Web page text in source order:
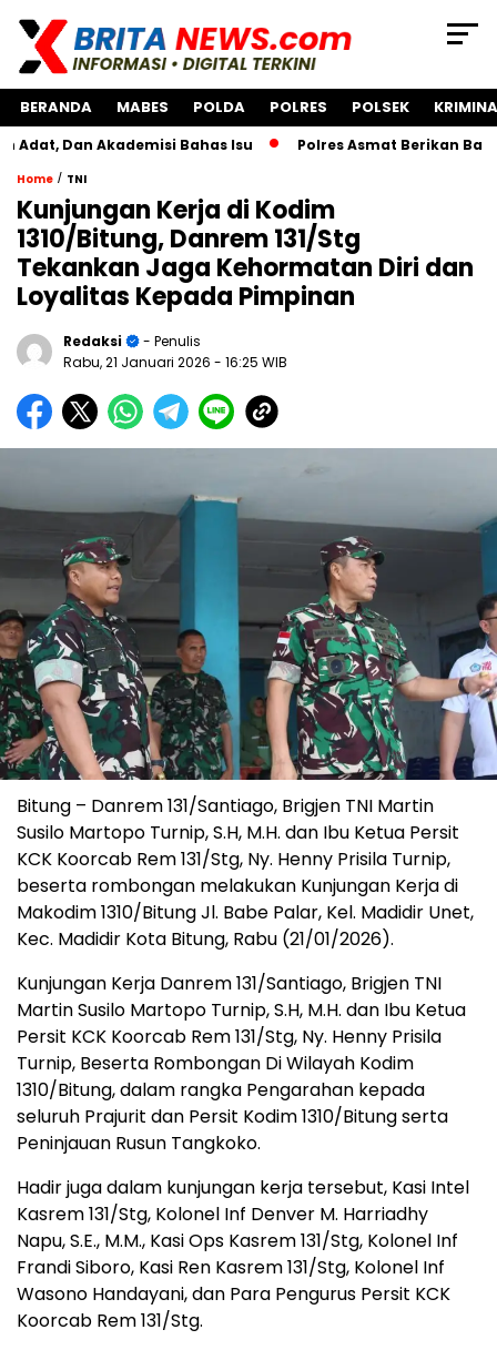
BERANDA MABES POLDA POLRES POLSEK
Akademisi Bahas Isu Polres Asmat Berikan Bantuan
Home / TNI
Kunjungan Kerja di Kodim
1310/Bitung, Danrem 131/Stg
Tekankan Jaga Kehormatan Diri dan
Loyalitas Kepada Pimpinan
Redaksi
- Penulis
Rabu, 21 Januari 2026 - 16:25 WIB
Bitung – Danrem 131/Santiago, Brigjen TNI Martin
Susilo Martopo Turnip, S.H, M.H. dan Ibu Ketua Persit
KCK Koorcab Rem 131/Stg, Ny. Henny Prisila Turnip,
beserta rombongan melakukan Kunjungan Kerja di
Makodim 1310/Bitung Jl. Babe Palar, Kel. Madidir Unet,
Kec. Madidir Kota Bitung, Rabu (21/01/2026).
Kunjungan Kerja Danrem 131/Santiago, Brigjen TNI
Martin Susilo Martopo Turnip, S.H, M.H. dan Ibu Ketua
Persit KCK Koorcab Rem 131/Stg, Ny. Henny Prisila
Turnip, Beserta Rombongan Di Wilayah Kodim
1310/Bitung, dalam rangka Pengarahan kepada
seluruh Prajurit dan Persit Kodim 1310/Bitung serta
Peninjauan Rusun Tangkoko.
Hadir juga dalam kunjungan kerja tersebut, Kasi Intel
Kasrem 131/Stg, Kolonel Inf Denver M. Harriadhy
Napu, S.E., M.M., Kasi Ops Kasrem 131/Stg, Kolonel Inf
Frandi Siboro, Kasi Ren Kasrem 131/Stg, Kolonel Inf
Wasono Handayani, dan Para Pengurus Persit KCK
Koorcab Rem 131/Stg.